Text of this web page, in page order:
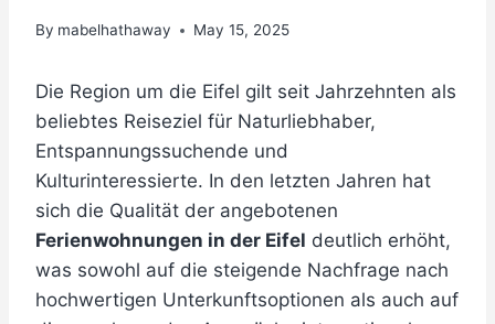
By mabelhathaway May 15, 2025
Die Region um die Eifel gilt seit Jahrzehnten als
beliebtes Reiseziel für Naturliebhaber,
Entspannungssuchende und
Kulturinteressierte. In den letzten Jahren hat
sich die Qualität der angebotenen
Ferienwohnungen in der Eifel deutlich erhöht,
was sowohl auf die steigende Nachfrage nach
hochwertigen Unterkunftsoptionen als auch auf